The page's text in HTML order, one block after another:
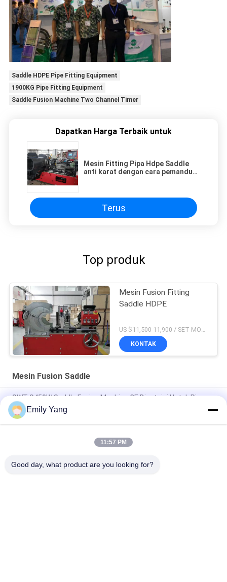
Saddle HDPE Pipe Fitting Equipment
1900KG Pipe Fitting Equipment
Saddle Fusion Machine Two Channel Timer
Dapatkan Harga Terbaik untuk
Mesin Fitting Pipa Hdpe Saddle
anti karat dengan cara pemandu
Terus
Top produk
Mesin Fusion Fitting
Saddle HDPE
US $11,500-11,900 / SET MOQ:1
KONTAK
Mesin Fusion Saddle
SWT-S450W Saddle Fusion Machine CE Disetujui Untuk Pipa
HDPE
450w Butt Welding 800mm Saddle Fusion Machine
630w Workshop Fitting Welding Machine 315mm 630mm Hdpe
Emily Yang
11:57 PM
Good day, what product are you looking for?